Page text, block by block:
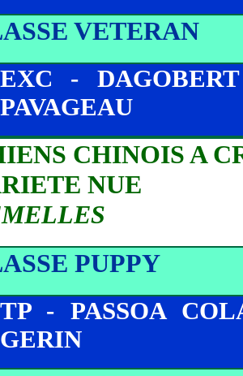
VETERAN
EXC -
PAVAGEAU
CHINOIS A
NUE
PUPPY
TP - PASSOA
GERIN